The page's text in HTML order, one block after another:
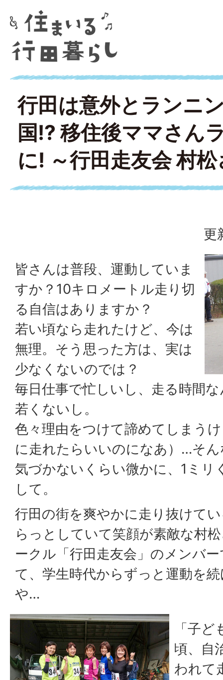
行田は意外とランニ
国!? 移住後ママさん
に! ～行田走友会 村
更
皆さんは普段、運動していま
すか？10キロメートル走り切
る自信はありますか？
若い頃なら走れたけど、今は
無理。そう思った方は、実は
少なくないのでは？
毎日仕事で忙しいし、走る時間
若くないし。
色々理由をつけて諦めてしまう
に走れたらいいのになあ）…そ
気づかないくらい微かに、1ミリ
して。
行田の街を爽やかに走り抜けて
らっとしていて笑顔が素敵な村
ークル「行田走友会」のメンバ
て、学生時代からずっと運動を
や…
「子
頃、自
われて